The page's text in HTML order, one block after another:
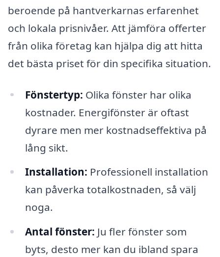
beroende på hantverkarnas erfarenhet
och lokala prisnivåer. Att jämföra offerter
från olika företag kan hjälpa dig att hitta
det bästa priset för din specifika situation.
Fönstertyp: Olika fönster har olika
kostnader. Energifönster är oftast
dyrare men mer kostnadseffektiva på
lång sikt.
Installation: Professionell installation
kan påverka totalkostnaden, så välj
noga.
Antal fönster: Ju fler fönster som
byts, desto mer kan du ibland spara